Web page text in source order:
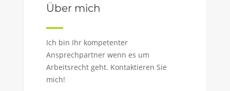
Über mich
Ich bin Ihr kompetenter
Ansprechpartner wenn es um
Arbeitsrecht geht. Kontaktieren Sie
mich!